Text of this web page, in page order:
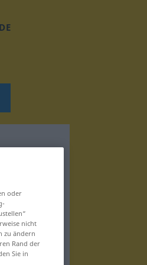
DE
oder
nicht
zu ändern
Rand der
Sie in